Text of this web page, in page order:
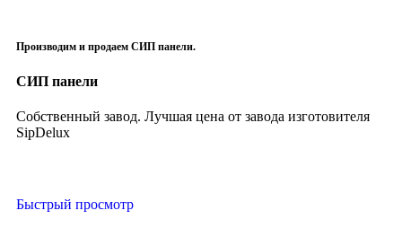
Производим и продаем СИП панели.
СИП панели
Собственный завод. Лучшая цена от завода изготовителя
SipDelux
Быстрый просмотр